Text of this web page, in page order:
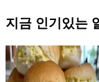
지금 인기있는